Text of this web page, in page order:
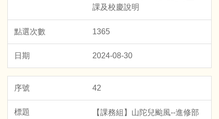
課及校慶說明
1365
2024-08-30
42
【課務組】山陀兒颱風--進修部